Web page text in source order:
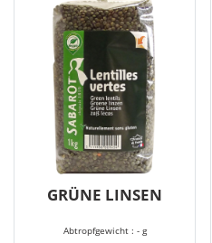
GRÜNE LINSEN
Abtropfgewicht : - g